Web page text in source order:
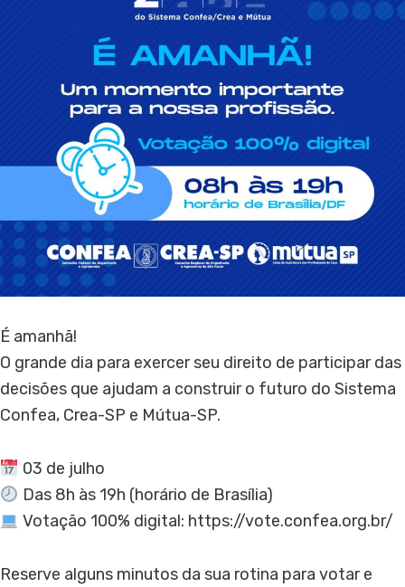
É amanhã!
O grande dia para exercer seu direito de participar das
decisões que ajudam a construir o futuro do Sistema
Confea, Crea-SP e Mútua-SP.
03 de julho
Das 8h às 19h (horário de Brasília)
Votação 100% digital: https://vote.confea.org.br/
Reserve alguns minutos da sua rotina para votar e